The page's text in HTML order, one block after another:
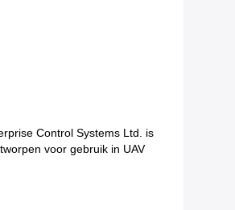
Control Systems Ltd. is
voor gebruik in UAV